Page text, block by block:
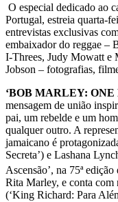
O especial dedicado ao
Portugal, estreia quarta-
entrevistas exclusivas
embaixador do reggae –
I-Threes, Judy Mowatt e
Jobson – fotografias,
‘BOB MARLEY: ONE
mensagem de união
pai, um rebelde e um
qualquer outro. A
jamaicano é
Secreta’) e Lashana
Ascensão’, na 75ª
Rita Marley, e conta com
(‘King Richard: Para